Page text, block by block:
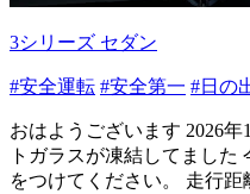
3シリーズ セダン
#安全運転 #安全第一 #日の
おはようございます 2026年
トガラスが凍結してまし
をつけてください。 走行距